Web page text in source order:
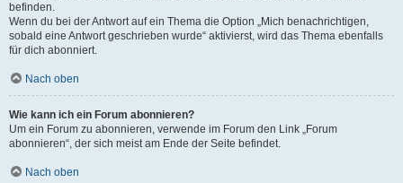
befinden.
Wenn du bei der Antwort auf ein Thema die Option „Mich benachrichtigen,
sobald eine Antwort geschrieben wurde“ aktivierst, wird das Thema ebenfalls
für dich abonniert.
Nach oben
Wie kann ich ein Forum abonnieren?
Um ein Forum zu abonnieren, verwende im Forum den Link „Forum
abonnieren“, der sich meist am Ende der Seite befindet.
Nach oben